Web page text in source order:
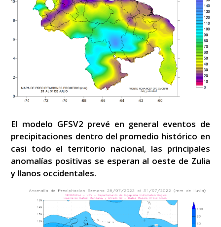
El modelo GFSV2 prevé en general eventos de
precipitaciones dentro del promedio histórico en
casi todo el territorio nacional, las principales
anomalías positivas se esperan al oeste de Zulia
y llanos occidentales.